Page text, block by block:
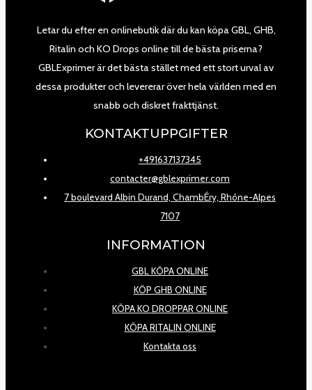
Letar du efter en onlinebutik där du kan köpa GBL, GHB,
Ritalin och KO Drops online till de bästa priserna?
GBLExprimer är det bästa stället med ett stort urval av
dessa produkter och levererar över hela världen med en
snabb och diskret frakttjänst.
KONTAKTUPPGIFTER
+491637137345
contacter@gblexprimer.com
7 boulevard Albin Durand, ChambÉry, Rhône-Alpes
7107
INFORMATION
GBL KÖPA ONLINE
KÖP GHB ONLINE
KÖPA KO DROPPAR ONLINE
KÖPA RITALIN ONLINE
Kontakta oss